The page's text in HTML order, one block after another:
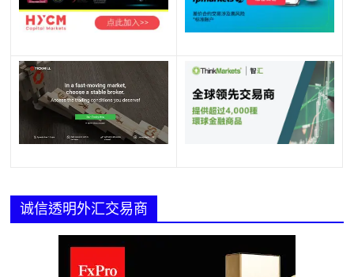
诚信透明外汇交易商